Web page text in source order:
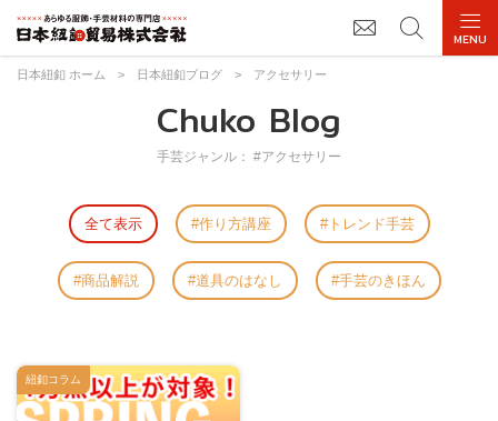
日本紐釦 ホーム > 日本紐釦ブログ > アクセサリー
Chuko Blog
手芸ジャンル： #アクセサリー
全て表示 作り方講座 トレンド手芸
商品解説 道具のはなし 手芸のきほん
紐釦コラム